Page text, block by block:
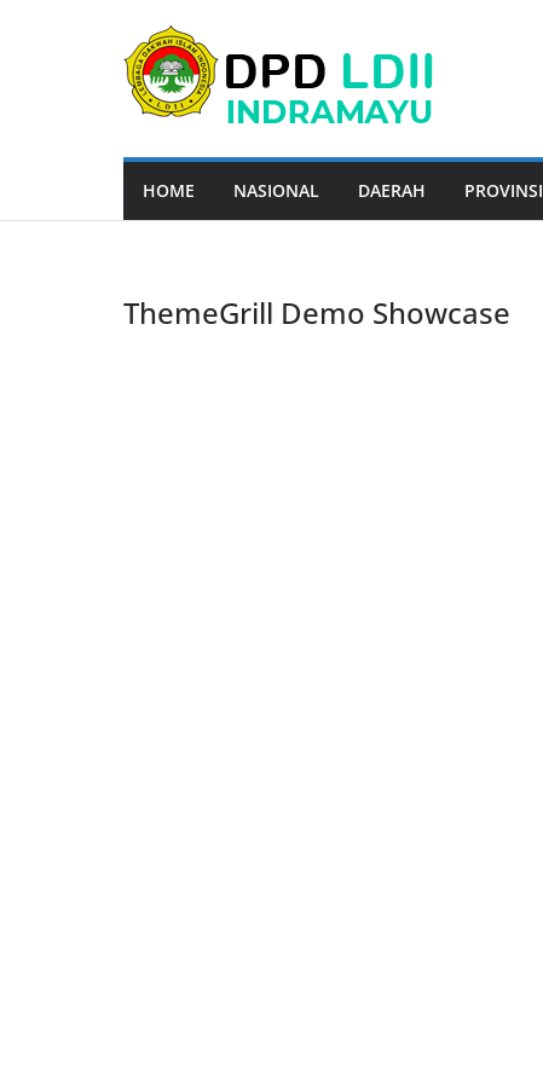
HOME NASIONAL DAERAH PROVINSI
ThemeGrill Demo Showcase